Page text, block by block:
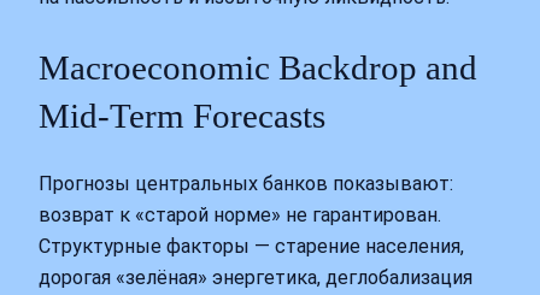
Macroeconomic Backdrop and
Mid‑Term Forecasts
Прогнозы центральных банков показывают:
возврат к «старой норме» не гарантирован.
Структурные факторы — старение населения,
дорогая «зелёная» энергетика, деглобализация